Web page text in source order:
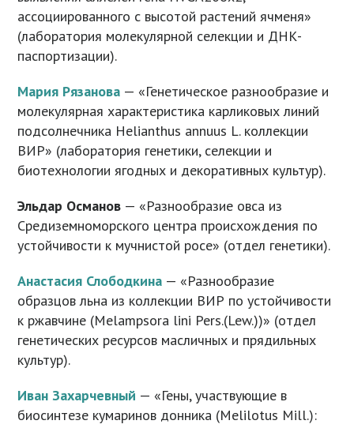
ассоциированного с высотой растений ячменя»
(лаборатория молекулярной селекции и ДНК-
паспортизации).
Мария Рязанова — «Генетическое разнообразие и
молекулярная характеристика карликовых линий
подсолнечника Helianthus annuus L. коллекции
ВИР» (лаборатория генетики, селекции и
биотехнологии ягодных и декоративных культур).
Эльдар Османов — «Разнообразие овса из
Средиземноморского центра происхождения по
устойчивости к мучнистой росе» (отдел генетики).
Анастасия Слободкина — «Разнообразие
образцов льна из коллекции ВИР по устойчивости
к ржавчине (Melampsora lini Pers.(Lew.))» (отдел
генетических ресурсов масличных и прядильных
культур).
Иван Захарчевный — «Гены, участвующие в
биосинтезе кумаринов донника (Melilotus Mill.):